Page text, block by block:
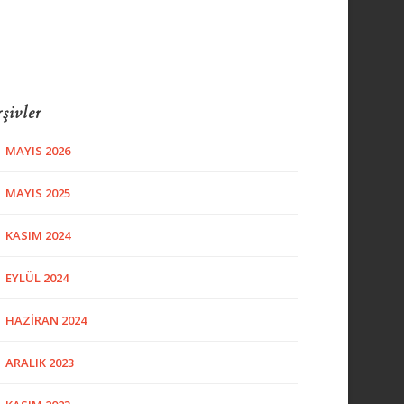
MAYIS 2026
MAYIS 2025
KASIM 2024
EYLÜL 2024
HAZIRAN 2024
ARALIK 2023